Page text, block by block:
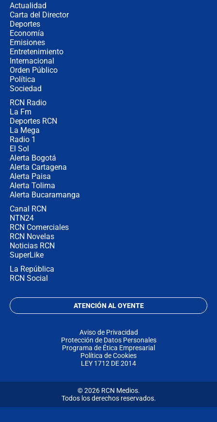
Actualidad
Carta del Director
Deportes
Economía
Emisiones
Entretenimiento
Internacional
Orden Público
Política
Sociedad
RCN Radio
La Fm
Deportes RCN
La Mega
Radio 1
El Sol
Alerta Bogotá
Alerta Cartagena
Alerta Paisa
Alerta Tolima
Alerta Bucaramanga
Canal RCN
NTN24
RCN Comerciales
RCN Novelas
Noticias RCN
SuperLike
La República
RCN Social
ATENCIÓN AL OYENTE
Aviso de Privacidad
Protección de Datos Personales
Programa de Ética Empresarial
Política de Cookies
LEY 1712 DE 2014
© 2026 RCN Medios.
Todos los derechos reservados.